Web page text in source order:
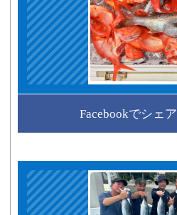
Facebookでシェア